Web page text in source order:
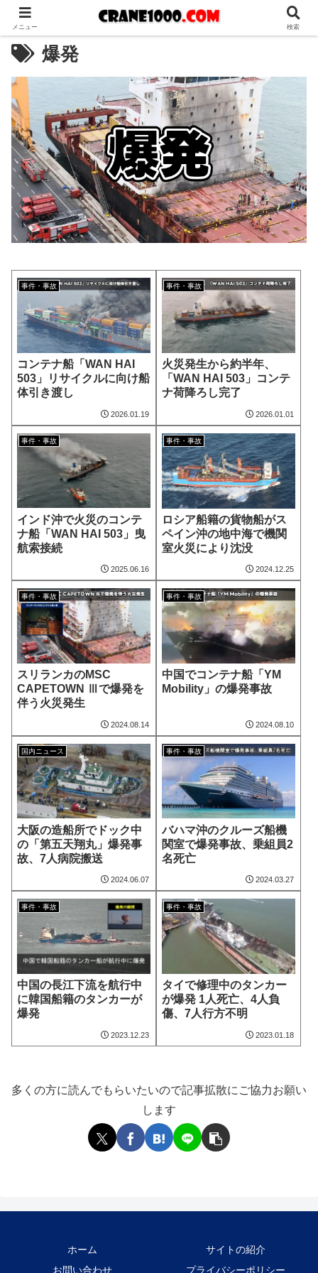
爆発
事件・事故
コンテナ船「WAN HAI
503」リサイクルに向け船
体引き渡し
2026.01.19
事件・事故
火災発生から約半年、
「WAN HAI 503」コンテ
ナ荷降ろし完了
2026.01.01
事件・事故
インド沖で火災のコンテ
ナ船「WAN HAI 503」曳
航索接続
2025.06.16
事件・事故
ロシア船籍の貨物船がス
ペイン沖の地中海で機関
室火災により沈没
2024.12.25
事件・事故
スリランカのMSC
CAPETOWN Ⅲで爆発を
伴う火災発生
2024.08.14
事件・事故
中国でコンテナ船「YM
Mobility」の爆発事故
2024.08.10
国内ニュース
大阪の造船所でドック中
の「第五天翔丸」爆発事
故、7人病院搬送
2024.06.07
事件・事故
バハマ沖のクルーズ船機
関室で爆発事故、乗組員2
名死亡
2024.03.27
事件・事故
中国の長江下流を航行中
に韓国船籍のタンカーが
爆発
2023.12.23
事件・事故
タイで修理中のタンカー
が爆発 1人死亡、4人負
傷、7人行方不明
2023.01.18
多くの方に読んでもらいたいので記事拡散にご協力お願い
します
ホーム
サイトの紹介
お問い合わせ
プライバシーポリシー
メニュー 検索